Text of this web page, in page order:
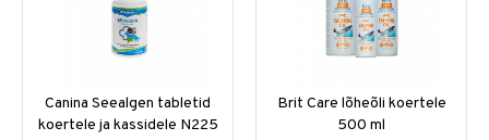
Canina Seealgen tabletid
koertele ja kassidele N225
Brit Care lõheõli koertele
500 ml